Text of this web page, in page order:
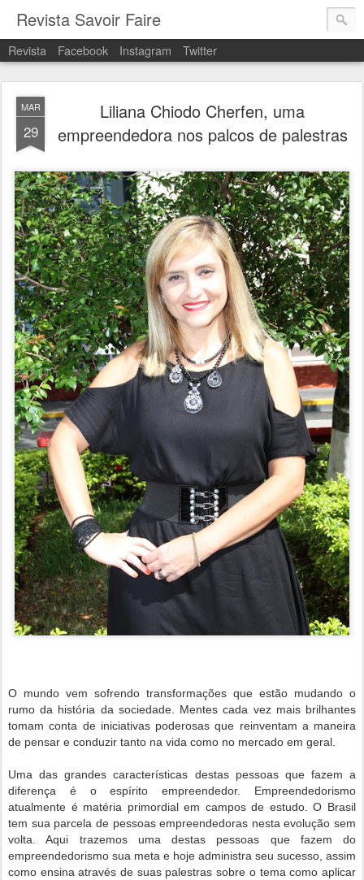
Revista Savoir Faire
Revista Facebook Instagram Twitter
MAR
29
Liliana Chiodo Cherfen, uma
empreendedora nos palcos de palestras
O mundo vem sofrendo transformações que estão mudando o
rumo da história da sociedade. Mentes cada vez mais brilhantes
tomam conta de iniciativas poderosas que reinventam a maneira
de pensar e conduzir tanto na vida como no mercado em geral.
Uma das grandes características destas pessoas que fazem a
diferença é o espírito empreendedor. Empreendedorismo
atualmente é matéria primordial em campos de estudo. O Brasil
tem sua parcela de pessoas empreendedoras nesta evolução sem
volta. Aqui trazemos uma destas pessoas que fazem do
empreendedorismo sua meta e hoje administra seu sucesso, assim
como ensina através de suas palestras sobre o tema como aplicar